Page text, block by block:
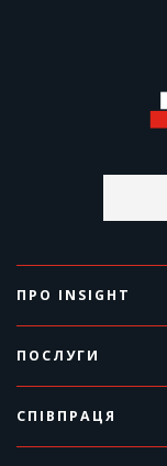
ПРО INSIGHT
ПОСЛУГИ
СПІВПРАЦЯ